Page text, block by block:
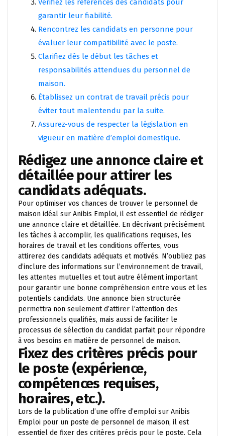
Vérifiez les références des candidats pour
garantir leur fiabilité.
Rencontrez les candidats en personne pour
évaluer leur compatibilité avec le poste.
Clarifiez dès le début les tâches et
responsabilités attendues du personnel de
maison.
Établissez un contrat de travail précis pour
éviter tout malentendu par la suite.
Assurez-vous de respecter la législation en
vigueur en matière d’emploi domestique.
Rédigez une annonce claire et
détaillée pour attirer les
candidats adéquats.
Pour optimiser vos chances de trouver le personnel de
maison idéal sur Anibis Emploi, il est essentiel de rédiger
une annonce claire et détaillée. En décrivant précisément
les tâches à accomplir, les qualifications requises, les
horaires de travail et les conditions offertes, vous
attirerez des candidats adéquats et motivés. N’oubliez pas
d’inclure des informations sur l’environnement de travail,
les attentes mutuelles et tout autre élément important
pour garantir une bonne compréhension entre vous et les
potentiels candidats. Une annonce bien structurée
permettra non seulement d’attirer l’attention des
professionnels qualifiés, mais aussi de faciliter le
processus de sélection du candidat parfait pour répondre
à vos besoins en matière de personnel de maison.
Fixez des critères précis pour
le poste (expérience,
compétences requises,
horaires, etc.).
Lors de la publication d’une offre d’emploi sur Anibis
Emploi pour un poste de personnel de maison, il est
essentiel de fixer des critères précis pour le poste. Cela